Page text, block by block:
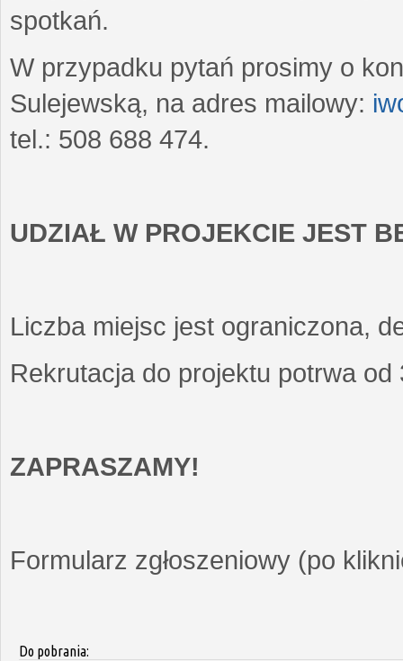
spotkań.
W przypadku pytań prosimy o
Sulejewską, na adres mailowy:
tel.: 508 688 474.
UDZIAŁ W PROJEKCIE JEST
Liczba miejsc jest ograniczona,
Rekrutacja do projektu potrwa
ZAPRASZAMY!
Formularz zgłoszeniowy (po
Do pobrania: